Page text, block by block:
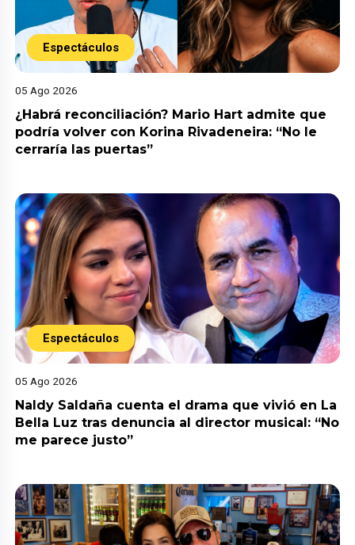
Espectáculos
05 Ago 2026
¿Habrá reconciliación? Mario Hart admite que
podría volver con Korina Rivadeneira: “No le
cerraría las puertas”
Espectáculos
05 Ago 2026
Naldy Saldaña cuenta el drama que vivió en La
Bella Luz tras denuncia al director musical: “No
me parece justo”